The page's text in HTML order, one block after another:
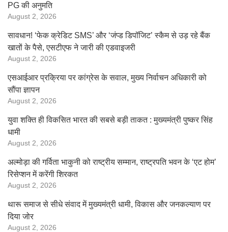
PG की अनुमति
August 2, 2026
सावधान! ‘फेक क्रेडिट SMS’ और ‘जंप्ड डिपॉजिट’ स्कैम से उड़ रहे बैंक
खातों के पैसे, एसटीएफ ने जारी की एडवाइजरी
August 2, 2026
एसआईआर प्रक्रिया पर कांग्रेस के सवाल, मुख्य निर्वाचन अधिकारी को
सौंपा ज्ञापन
August 2, 2026
युवा शक्ति ही विकसित भारत की सबसे बड़ी ताकत : मुख्यमंत्री पुष्कर सिंह
धामी
August 2, 2026
अल्मोड़ा की गर्विता भाकुनी को राष्ट्रीय सम्मान, राष्ट्रपति भवन के ‘एट होम’
रिसेप्शन में करेंगी शिरकत
August 2, 2026
थारू समाज से सीधे संवाद में मुख्यमंत्री धामी, विकास और जनकल्याण पर
दिया जोर
August 2, 2026